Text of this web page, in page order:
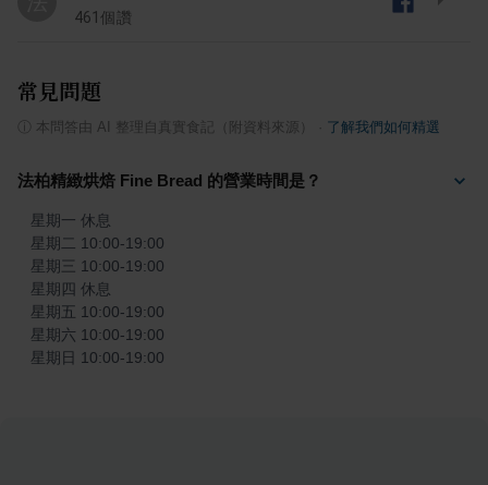
461 個讚
常見問題
本問答由 AI 整理自真實食記（附資料來源） 了解我們如何精選
法柏精緻烘焙 Fine Bread 的營業時間是？
星期一 休息
星期二 10:00-19:00
星期三 10:00-19:00
星期四 休息
星期五 10:00-19:00
星期六 10:00-19:00
星期日 10:00-19:00